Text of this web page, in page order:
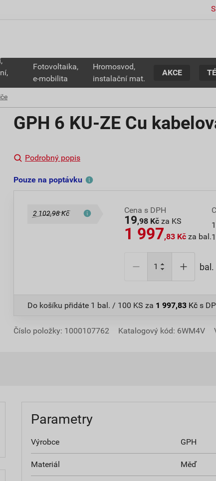
Fotovoltaika,
e-mobilita
Hromosvod,
instalační mat.
AKCE
GPH 6 KU-ZE Cu
Podrobný popis
Pouze na poptávku
2 102,98 Kč Cena s DPH
19,98 Kč za KS
1 997,83 Kč za bal.
bal.
Do košíku přidáte 1 bal. / 100 KS za 1 997,83 Kč s
Číslo položky: 1000107762 Katalogový kód: 6WM4V
Parametry
Výrobce GPH
Materiál Měď